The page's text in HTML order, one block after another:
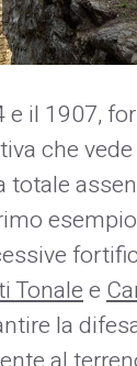
il 1907,
che
totale
Tonalee
la